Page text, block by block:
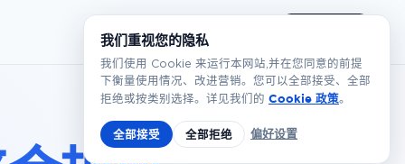
我们重视您的隐私
我们使用 Cookie 来运行本网站,并在您同意的前提
下衡量使用情况、改进营销。您可以全部接受、全部
拒绝或按类别选择。详见我们的 Cookie 政策。
全部接受 全部拒绝 偏好设置